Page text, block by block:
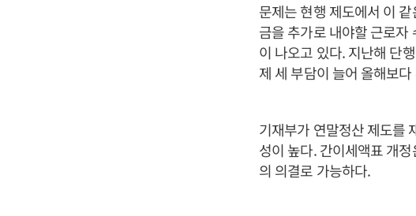
문제는 현행 제도에서 이
금을 추가로 내야할 근로자
이 나오고 있다. 지난해 단
제 세 부담이 늘어 올해보
기재부가 연말정산 제도를
성이 높다. 간이세액표 개
의 의결로 가능하다.